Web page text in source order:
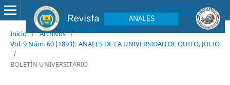
Inicio / Archivos /
Vol. 9 Núm. 60 (1893): ANALES DE LA UNIVERSIDAD DE QUITO, JULIO
/
BOLETÍN UNIVERSITARIO